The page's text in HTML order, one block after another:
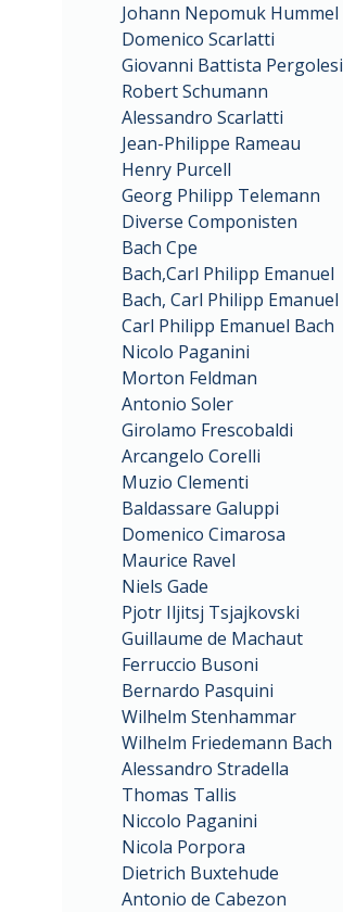
Johann Nepomuk Hummel
Domenico Scarlatti
Giovanni Battista Pergolesi
Robert Schumann
Alessandro Scarlatti
Jean-Philippe Rameau
Henry Purcell
Georg Philipp Telemann
Diverse Componisten
Bach Cpe
Bach,Carl Philipp Emanuel
Bach, Carl Philipp Emanuel
Carl Philipp Emanuel Bach
Nicolo Paganini
Morton Feldman
Antonio Soler
Girolamo Frescobaldi
Arcangelo Corelli
Muzio Clementi
Baldassare Galuppi
Domenico Cimarosa
Maurice Ravel
Niels Gade
Pjotr Iljitsj Tsjajkovski
Guillaume de Machaut
Ferruccio Busoni
Bernardo Pasquini
Wilhelm Stenhammar
Wilhelm Friedemann Bach
Alessandro Stradella
Thomas Tallis
Niccolo Paganini
Nicola Porpora
Dietrich Buxtehude
Antonio de Cabezon